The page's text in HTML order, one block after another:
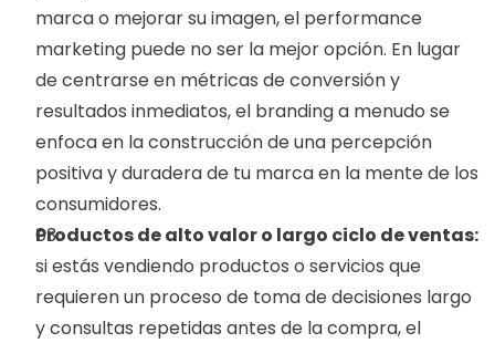
marca o mejorar su imagen, el performance
marketing puede no ser la mejor opción. En lugar
de centrarse en métricas de conversión y
resultados inmediatos, el branding a menudo se
enfoca en la construcción de una percepción
positiva y duradera de tu marca en la mente de los
consumidores.
si estás vendiendo productos o servicios que
requieren un proceso de toma de decisiones largo
y consultas repetidas antes de la compra, el